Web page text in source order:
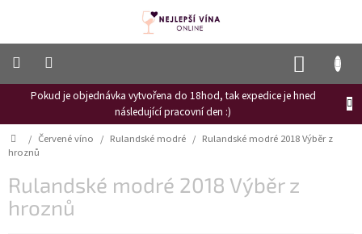
Pokud je objednávka vytvořena do 18hod, tak expedice je hned
následující pracovní den :)
Frizzante
Růžové
víno
Hroznový
mošt
Naši
Domů
/ Červené víno / Rulandské modré / Rulandské modré 2018 Výběr z
hroznů
Rulandské modré 2018 Výběr z
hroznů